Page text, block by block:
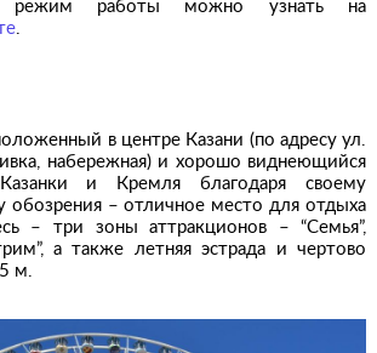
режим работы можно узнать на
.
в центре Казани (по адресу ул.
набережная) и хорошо виднеющийся
и Кремля благодаря своему
обозрения – отличное место для отдыха
– три зоны аттракционов – “Семья”,
а также летняя эстрада и чертово
м.